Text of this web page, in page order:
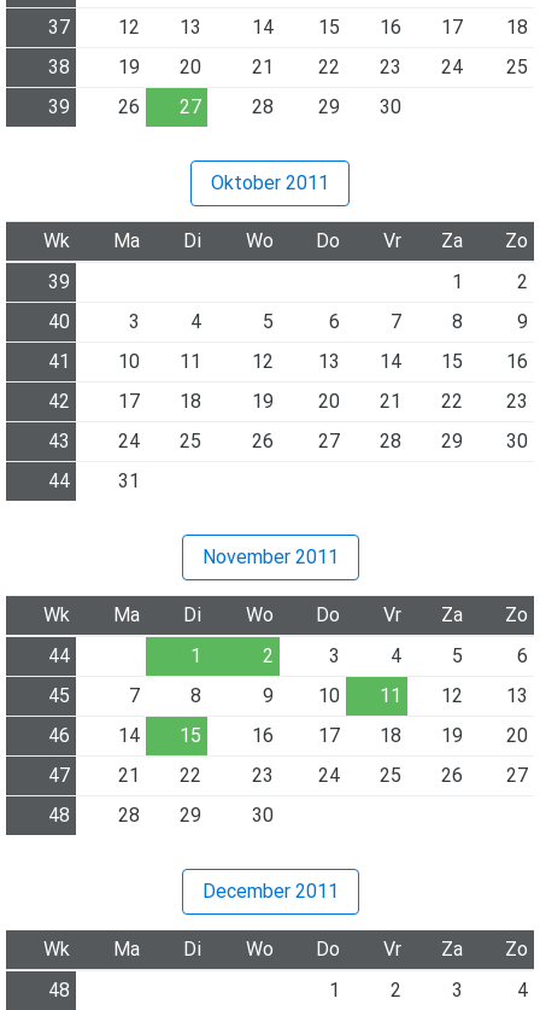
37
12 13 14 15 16 17
18
38
19 20 21 22 23 24
25
39
26 27 28 29 30
Oktober 2011
Wk Ma Di Wo Do Vr Za
Zo
39
1
2
40
3 4 5 6 7 8
9
41
10 11 12 13 14 15
16
42
17 18 19 20 21 22
23
43
24 25 26 27 28 29
30
44
31
November 2011
Wk Ma Di Wo Do Vr Za
Zo
44
1 2 3 4 5
6
45
7 8 9 10 11 12
13
46
14 15 16 17 18 19
20
47
21 22 23 24 25 26
27
48
28 29 30
December 2011
Wk Ma Di Wo Do Vr Za
Zo
48
1 2 3 4